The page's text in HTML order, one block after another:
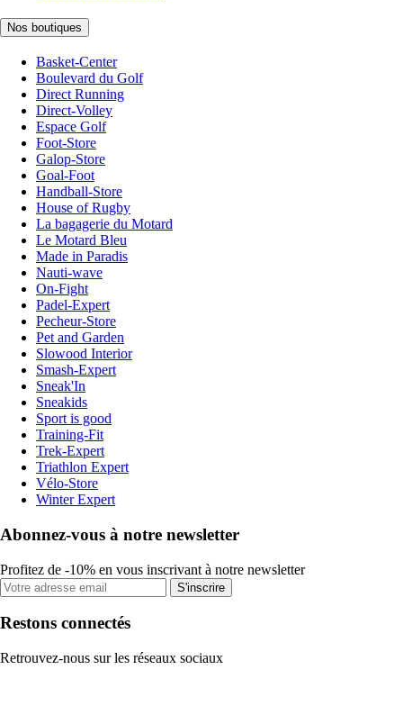
Nos boutiques
Basket-Center
Boulevard du Golf
Direct Running
Direct-Volley
Espace Golf
Foot-Store
Galop-Store
Goal-Foot
Handball-Store
House of Rugby
La bagagerie du Motard
Le Motard Bleu
Made in Paradis
Nauti-wave
On-Fight
Padel-Expert
Pecheur-Store
Pet and Garden
Slowood Interior
Smash-Expert
Sneak'In
Sneakids
Sport is good
Training-Fit
Trek-Expert
Triathlon Expert
Vélo-Store
Winter Expert
Abonnez-vous à notre newsletter
Profitez de -10% en vous inscrivant à notre newsletter
S'inscrire
Restons connectés
Retrouvez-nous sur les réseaux sociaux